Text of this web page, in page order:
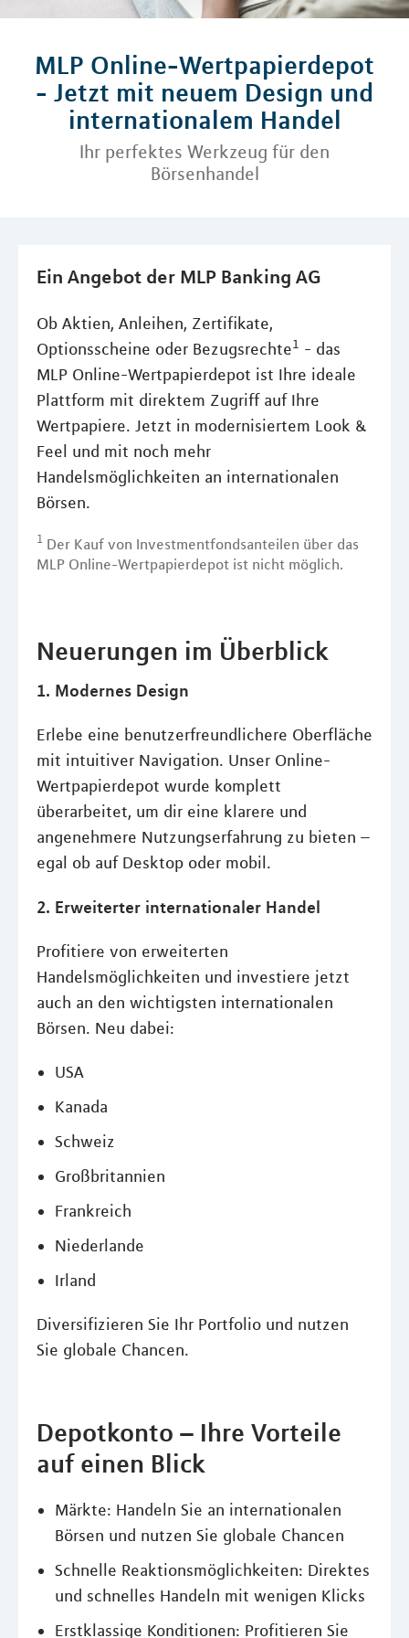
MLP Online-Wertpapierdepot
- Jetzt mit neuem Design und
internationalem Handel
Ihr perfektes Werkzeug für den
Börsenhandel
Ein Angebot der MLP Banking AG
Ob Aktien, Anleihen, Zertifikate,
Optionsscheine oder Bezugsrechte1 - das
MLP Online-Wertpapierdepot ist Ihre ideale
Plattform mit direktem Zugriff auf Ihre
Wertpapiere. Jetzt in modernisiertem Look &
Feel und mit noch mehr
Handelsmöglichkeiten an internationalen
Börsen.
1 Der Kauf von Investmentfondsanteilen über das
MLP Online-Wertpapierdepot ist nicht möglich.
Neuerungen im Überblick
1. Modernes Design
Erlebe eine benutzerfreundlichere Oberfläche
mit intuitiver Navigation. Unser Online-
Wertpapierdepot wurde komplett
überarbeitet, um dir eine klarere und
angenehmere Nutzungserfahrung zu bieten –
egal ob auf Desktop oder mobil.
2. Erweiterter internationaler Handel
Profitiere von erweiterten
Handelsmöglichkeiten und investiere jetzt
auch an den wichtigsten internationalen
Börsen. Neu dabei:
USA
Kanada
Schweiz
Großbritannien
Frankreich
Niederlande
Irland
Diversifizieren Sie Ihr Portfolio und nutzen
Sie globale Chancen.
Depotkonto – Ihre Vorteile
auf einen Blick
Märkte: Handeln Sie an internationalen
Börsen und nutzen Sie globale Chancen
Schnelle Reaktionsmöglichkeiten: Direktes
und schnelles Handeln mit wenigen Klicks
Erstklassige Konditionen: Profitieren Sie